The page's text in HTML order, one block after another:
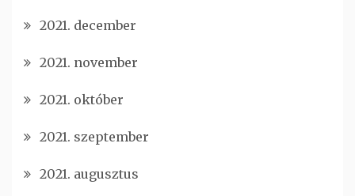
2021. december
2021. november
2021. október
2021. szeptember
2021. augusztus